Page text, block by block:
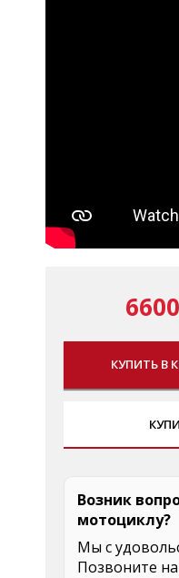
КУПИТЬ В
Возник
мотоциклу?
Мы с
Позвоните